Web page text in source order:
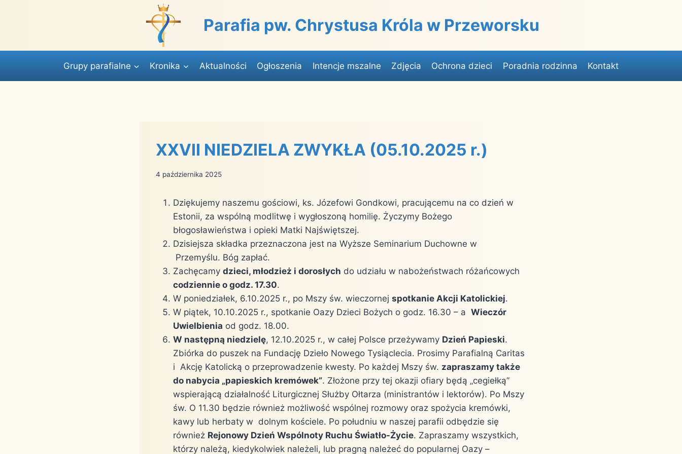
Parafia pw. Chrystusa Króla w Przeworsku
Grupy parafialne Kronika Aktualności Ogłoszenia Intencje mszalne Zdjęcia Ochrona dzieci Poradnia rodzinna Kontakt
XXVII NIEDZIELA ZWYKŁA (05.10.2025 r.)
4 października 2025
Dziękujemy naszemu gościowi, ks. Józefowi Gondkowi, pracującemu na co dzień w
Estonii, za wspólną modlitwę i wygłoszoną homilię. Życzymy Bożego
błogosławieństwa i opieki Matki Najświętszej.
Dzisiejsza składka przeznaczona jest na Wyższe Seminarium Duchowne w
Przemyślu. Bóg zapłać.
Zachęcamy dzieci, młodzież i dorosłych do udziału w nabożeństwach różańcowych
codziennie o godz. 17.30.
W poniedziałek, 6.10.2025 r., po Mszy św. wieczornej spotkanie Akcji Katolickiej.
W piątek, 10.10.2025 r., spotkanie Oazy Dzieci Bożych o godz. 16.30 – a Wieczór
Uwielbienia od godz. 18.00.
W następną niedzielę, 12.10.2025 r., w całej Polsce przeżywamy Dzień Papieski.
Zbiórka do puszek na Fundację Dzieło Nowego Tysiąclecia. Prosimy Parafialną Caritas
i Akcję Katolicką o przeprowadzenie kwesty. Po każdej Mszy św. zapraszamy także
do nabycia „papieskich kremówek”. Złożone przy tej okazji ofiary będą „cegiełką”
wspierającą działalność Liturgicznej Służby Ołtarza (ministrantów i lektorów). Po Mszy
św. O 11.30 będzie również możliwość wspólnej rozmowy oraz spożycia kremówki,
kawy lub herbaty w dolnym kościele. Po południu w naszej parafii odbędzie się
również Rejonowy Dzień Wspólnoty Ruchu Światło-Życie. Zapraszamy wszystkich,
którzy należą, kiedykolwiek należeli, lub pragną należeć do popularnej Oazy –